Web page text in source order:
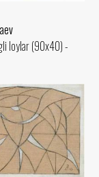
loylar (90x40) -